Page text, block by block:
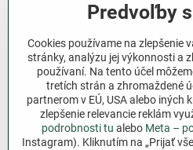
Všetko o nákupe
Ďakujeme za podporu
Sme slovenský e-shop
vďaka vám – ľuďom, ktorí
lásku k pôde​. Každý
Predvoľby
Cookies používame na zlepšenie
stránky, analýzu jej výkonnosti a
používaní. Na tento účel
tretích strán a zhromaždené
partnerom v EÚ, USA alebo iných
zlepšenie relevancie reklám
podrobnosti tu alebo Meta –
Instagram). Kliknutím na „Prijať